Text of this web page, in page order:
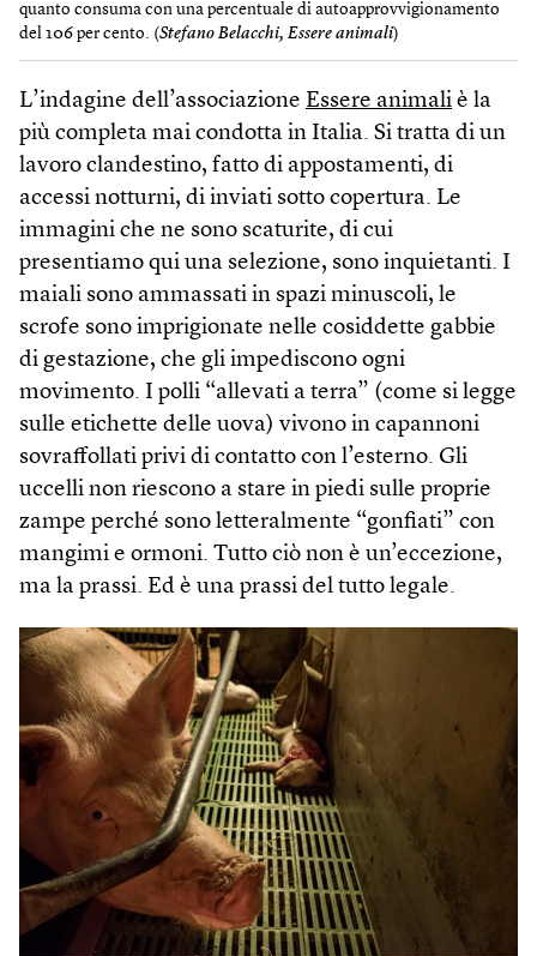
quanto consuma con una percentuale di autoapprovvigionamento
del 106 per cento. (Stefano Belacchi, Essere animali)
L’indagine dell’associazione Essere animali è la
più completa mai condotta in Italia. Si tratta di un
lavoro clandestino, fatto di appostamenti, di
accessi notturni, di inviati sotto copertura. Le
immagini che ne sono scaturite, di cui
presentiamo qui una selezione, sono inquietanti. I
maiali sono ammassati in spazi minuscoli, le
scrofe sono imprigionate nelle cosiddette gabbie
di gestazione, che gli impediscono ogni
movimento. I polli “allevati a terra” (come si legge
sulle etichette delle uova) vivono in capannoni
sovraffollati privi di contatto con l’esterno. Gli
uccelli non riescono a stare in piedi sulle proprie
zampe perché sono letteralmente “gonfiati” con
mangimi e ormoni. Tutto ciò non è un’eccezione,
ma la prassi. Ed è una prassi del tutto legale.